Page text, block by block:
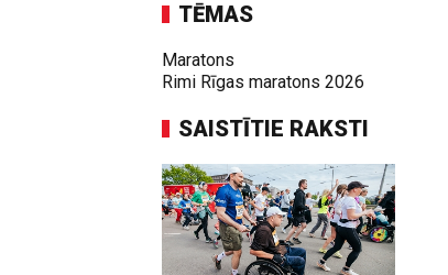
TĒMAS
Maratons
Rimi Rīgas maratons 2026
SAISTĪTIE RAKSTI